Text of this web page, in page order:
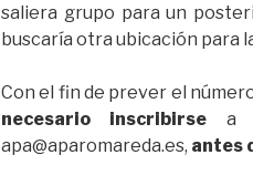
saliera grupo para un
buscaría otra ubicación para
Con el fin de prever el
necesario inscribirse a
apa@aparomareda.es, antes